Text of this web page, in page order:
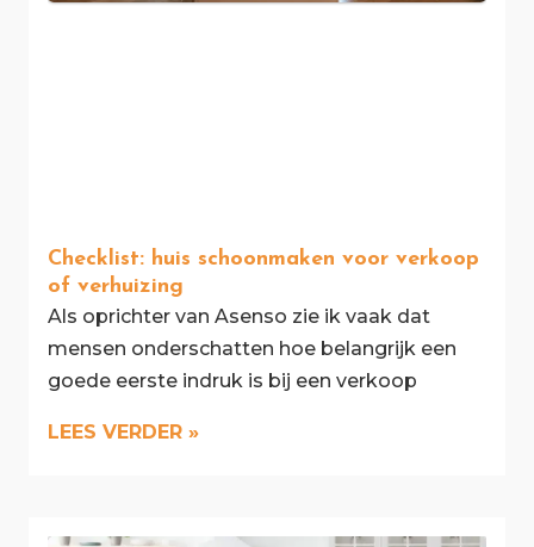
Checklist: huis schoonmaken voor verkoop
of verhuizing
Als oprichter van Asenso zie ik vaak dat
mensen onderschatten hoe belangrijk een
goede eerste indruk is bij een verkoop
LEES VERDER »